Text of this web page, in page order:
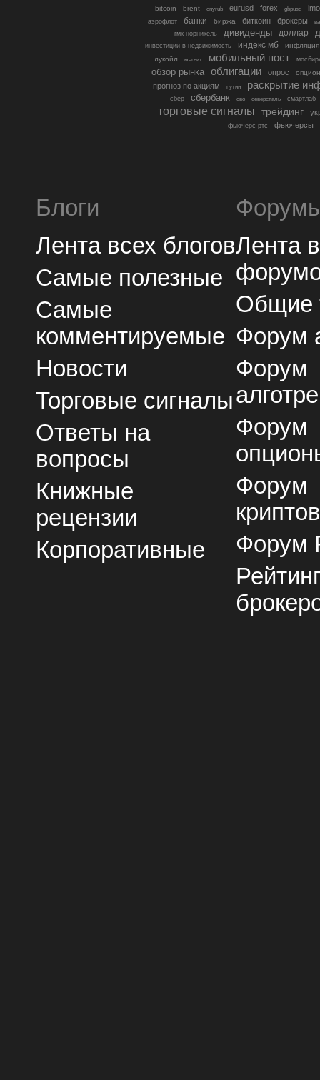
bitcoin brent cnyrub eurusd forex gbpusd
аэрофлот банки биржа биткоин брокеры
гмк норникель
дивиденды доллар
инвестиции в недвижимость индекс мб
инфляция
лукойл
магнит мобильный пост
обзор рынка облигации опрос
прогноз по акциям путин раскрытие
сбер сбербанк сво северсталь смартлаб
торговые сигналы трейдинг
фьючерс ртс фьючерсы
Блоги
Лента всех блогов
Самые полезные
Самые
комментируемые
Новости
Торговые сигналы
Ответы на
вопросы
Книжные
рецензии
Корпоративные
Лента
Общие
Форум
Форум
Форум
Форум
Форум